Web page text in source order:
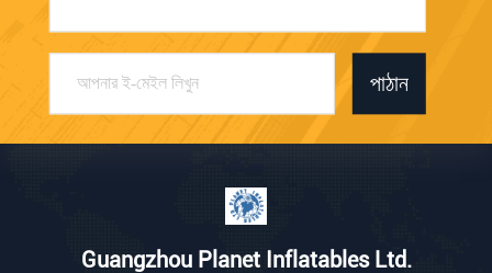
পাঠান
Guangzhou Planet Inflatables Ltd.